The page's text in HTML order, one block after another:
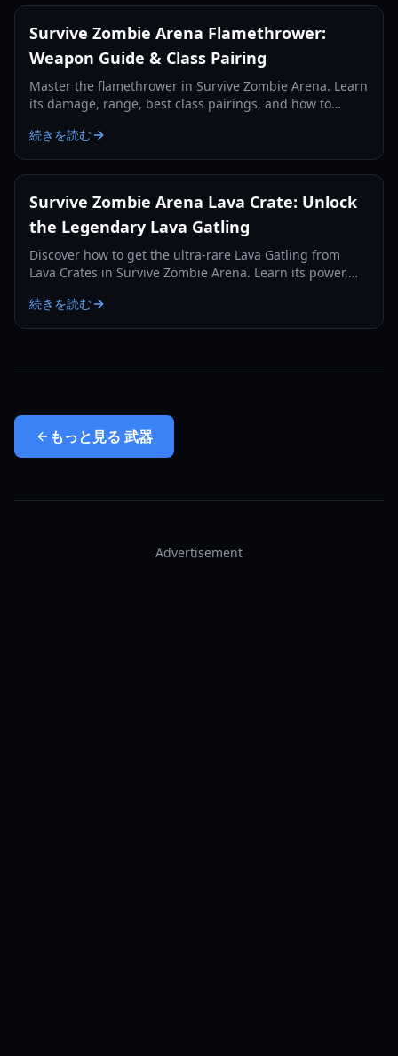
Survive Zombie Arena Flamethrower:
Weapon Guide & Class Pairing
Master the flamethrower in Survive Zombie Arena. Learn
its damage, range, best class pairings, and how to
続きを読む
Survive Zombie Arena Lava Crate: Unlock
the Legendary Lava Gatling
Discover how to get the ultra-rare Lava Gatling from
Lava Crates in Survive Zombie Arena. Learn its power,
続きを読む
もっと見る 武器
Advertisement